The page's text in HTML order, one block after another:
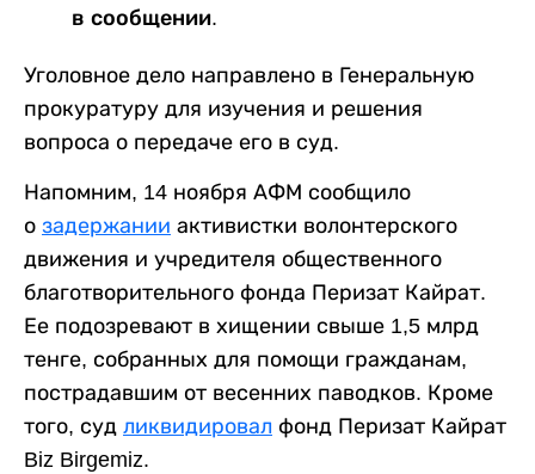
в сообщении.
Уголовное дело направлено в Генеральную
прокуратуру для изучения и решения
вопроса о передаче его в суд.
Напомним, 14 ноября АФМ сообщило
о задержании активистки волонтерского
движения и учредителя общественного
благотворительного фонда Перизат Кайрат.
Ее подозревают в хищении свыше 1,5 млрд
тенге, собранных для помощи гражданам,
пострадавшим от весенних паводков. Кроме
того, суд ликвидировал фонд Перизат Кайрат
Biz Birgemiz.